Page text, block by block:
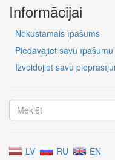
Informācijai
Nekustamais īpašums
Piedāvājiet savu īpašumu
Izveidojiet savu
LV RU EN